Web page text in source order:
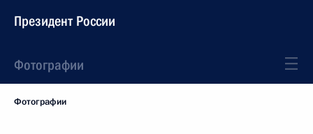
Президент России
Фотографии
Фотографии